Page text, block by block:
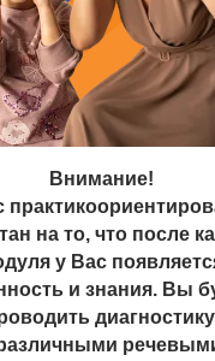
Внимание!
на то, что после
у Вас
и знания. Вы